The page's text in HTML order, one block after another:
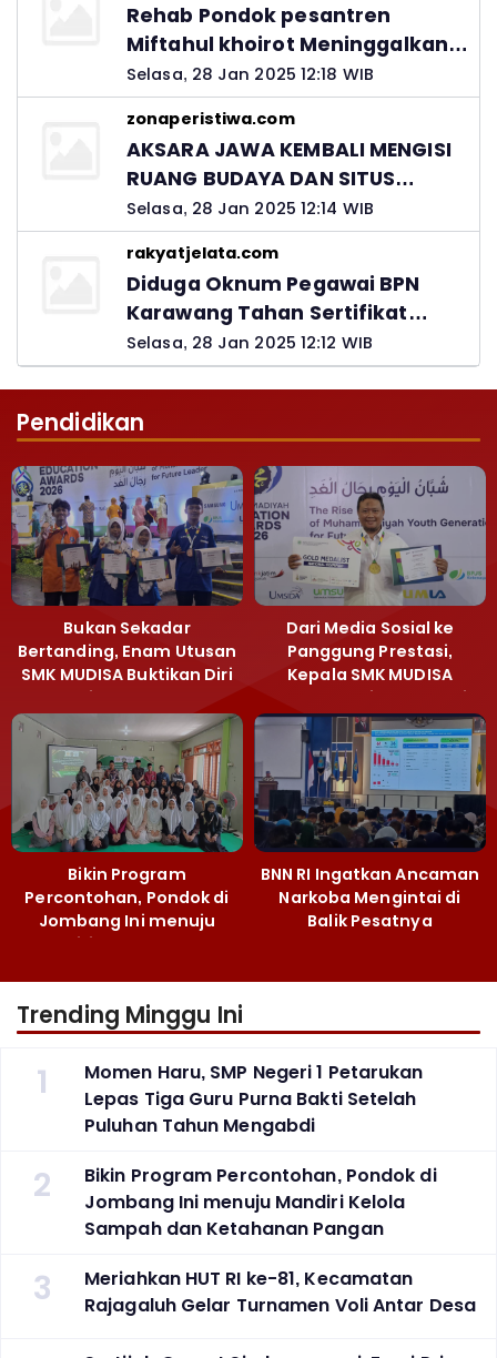
Rehab Pondok pesantren
Miftahul khoirot Meninggalkan
Hutang Ke Material, Mantan
Kadis PUPR Harus Bertanggung
Jawab
Selasa, 28 Jan 2025 12:18 WIB
zonaperistiwa.com
AKSARA JAWA KEMBALI MENGISI
RUANG BUDAYA DAN SITUS
LELUHUR NUSANTARA
Selasa, 28 Jan 2025 12:14 WIB
rakyatjelata.com
Diduga Oknum Pegawai BPN
Karawang Tahan Sertifikat
Pemohon PTSL
Selasa, 28 Jan 2025 12:12 WIB
Pendidikan
Bukan Sekadar
Bertanding, Enam Utusan
SMK MUDISA Buktikan Diri
di MEA 2026
Dari Media Sosial ke
Panggung Prestasi,
Kepala SMK MUDISA
Irvandy Andriansyah Raih
Emas MEA 2026
Bikin Program
Percontohan, Pondok di
Jombang Ini menuju
Mandiri Kelola Sampah
BNN RI Ingatkan Ancaman
Narkoba Mengintai di
Balik Pesatnya
Trending Minggu Ini
1
Momen Haru, SMP Negeri 1 Petarukan
Lepas Tiga Guru Purna Bakti Setelah
Puluhan Tahun Mengabdi
2
Bikin Program Percontohan, Pondok di
Jombang Ini menuju Mandiri Kelola
Sampah dan Ketahanan Pangan
3
Meriahkan HUT RI ke-81, Kecamatan
Rajagaluh Gelar Turnamen Voli Antar Desa